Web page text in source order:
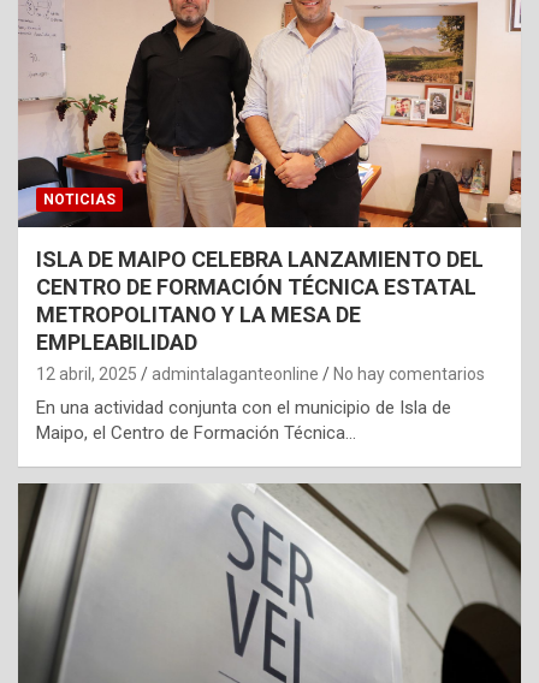
NOTICIAS
ISLA DE MAIPO CELEBRA LANZAMIENTO DEL
CENTRO DE FORMACIÓN TÉCNICA ESTATAL
METROPOLITANO Y LA MESA DE
EMPLEABILIDAD
12 abril, 2025 admintalaganteonline No hay comentarios
En una actividad conjunta con el municipio de Isla de
Maipo, el Centro de Formación Técnica…